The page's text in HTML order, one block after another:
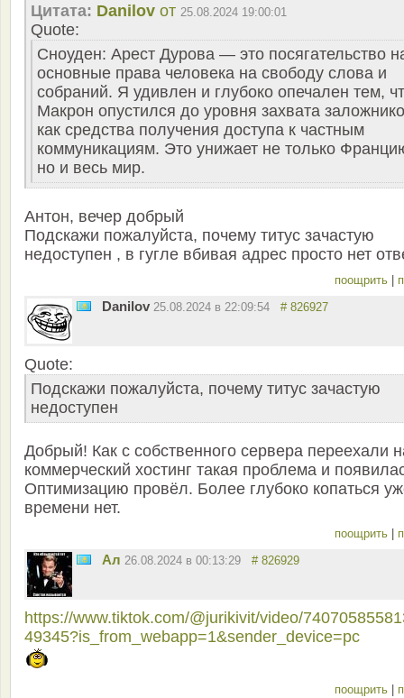
Цитата: Danilov от 25.08.2024 19:00:01
Quote:
Сноуден: Арест Дурова — это посягательство
основные права человека на свободу слова и
собраний. Я удивлен и глубоко опечален тем,
Макрон опустился до уровня захвата
как средства получения доступа к частным
коммуникациям. Это унижает не только
но и весь мир.
Антон, вечер добрый
Подскажи пожалуйста, почему титус зачастую
недоступен , в гугле вбивая адрес просто нет
поощрить |
Danilov 25.08.2024 в 22:09:54 # 826927
Quote:
Подскажи пожалуйста, почему титус зачастую
недоступен
Добрый! Как с собственного сервера переехали
коммерческий хостинг такая проблема и
Оптимизацию провёл. Более глубоко копаться
времени нет.
поощрить |
Ал 26.08.2024 в 00:13:29 # 826929
https://www.tiktok.com/@jurikivit/video/
49345?is_from_webapp=1&sender_device=pc
поощрить |